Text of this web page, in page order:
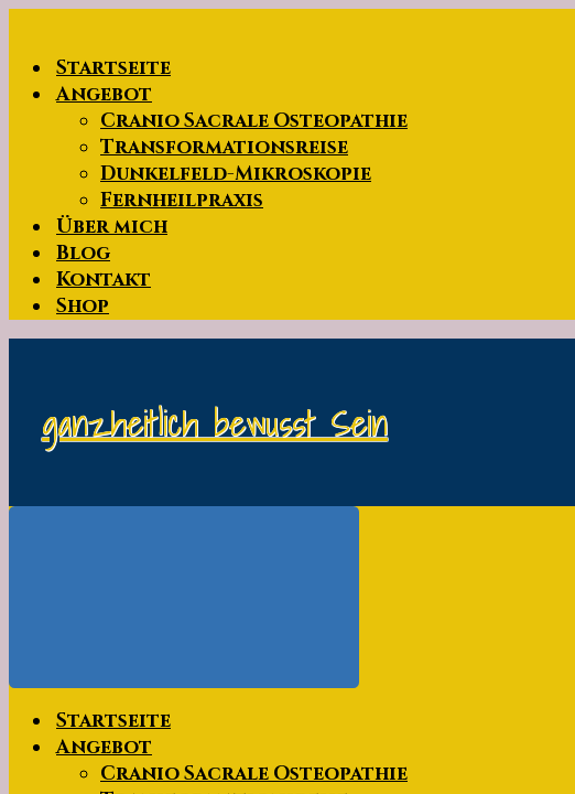
Hauptinhalt
springen
Startseite
Angebot
Cranio Sacrale Osteopathie
Transformationsreise
Dunkelfeld-Mikroskopie
Fernheilpraxis
Über mich
Blog
Kontakt
Shop
ganzheitlich bewusst Sein
Startseite
Angebot
Cranio Sacrale Osteopathie